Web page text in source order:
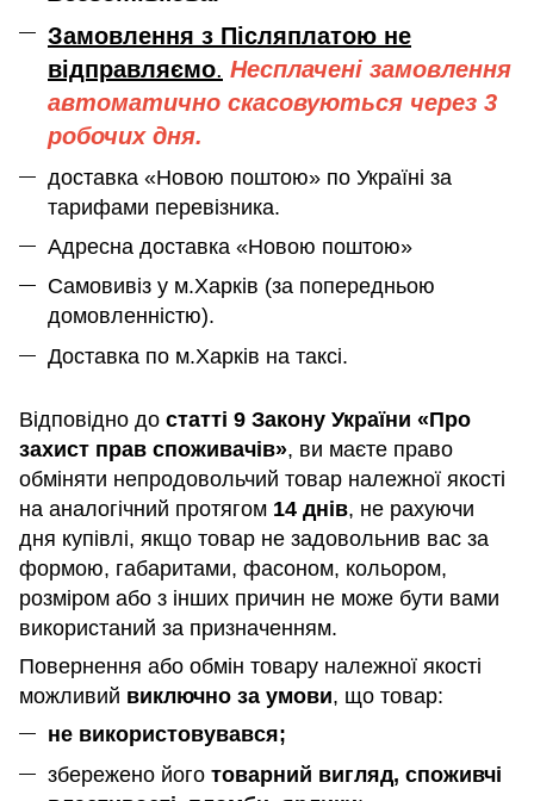
Замовлення з Післяплатою не
відправляємо. Несплачені замовлення
автоматично скасовуються через 3
робочих дня.
доставка «Новою поштою» по Україні за
тарифами перевізника.
Адресна доставка «Новою поштою»
Самовивіз у м.Харків (за попередньою
домовленністю).
Доставка по м.Харків на таксі.
Відповідно до статті 9 Закону України «Про
захист прав споживачів», ви маєте право
обміняти непродовольчий товар належної якості
на аналогічний протягом 14 днів, не рахуючи
дня купівлі, якщо товар не задовольнив вас за
формою, габаритами, фасоном, кольором,
розміром або з інших причин не може бути вами
використаний за призначенням.
Повернення або обмін товару належної якості
можливий виключно за умови, що товар:
не використовувався;
збережено його товарний вигляд, споживчі